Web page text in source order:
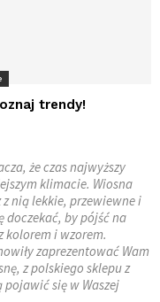
trendy!
że czas najwyższy
klimacie. Wiosna
nią lekkie, przewiewne i
doczekać, by pójść na
kolorem i wzorem.
zaprezentować Wam
z polskiego sklepu z
się w Waszej